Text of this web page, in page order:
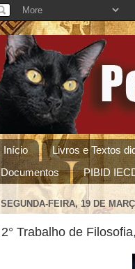
Início Livros e Textos
Documentos
PIBID
SEGUNDA-FEIRA, 19 DE
2° Trabalho de